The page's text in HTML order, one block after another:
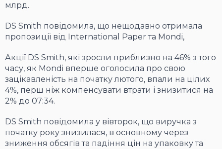
млрд.
DS Smith повідомила, що нещодавно отримала
пропозиції від International Paper та Mondi,
Акції DS Smith, які зросли приблизно на 46% з того
часу, як Mondi вперше оголосила про свою
зацікавленість на початку лютого, впали на цілих
4%, перш ніж компенсувати втрати і знизитися на
2% до 07:34.
DS Smith повідомила у вівторок, що виручка з
початку року знизилася, в основному через
зниження обсягів та падіння цін на упаковку та